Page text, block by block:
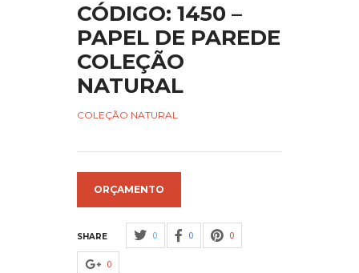
CÓDIGO: 1450 –
PAPEL DE PAREDE
COLEÇÃO
NATURAL
COLEÇÃO NATURAL
ORÇAMENTO
SHARE 0 0 0
0